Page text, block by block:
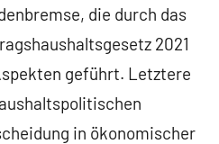
die durch das
2021
geführt. Letztere
in ökonomischer